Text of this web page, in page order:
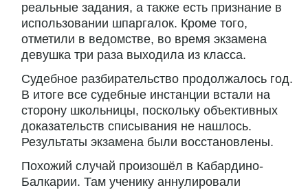
реальные задания, а также есть признание в
использовании шпаргалок. Кроме того,
отметили в ведомстве, во время экзамена
девушка три раза выходила из класса.
Судебное разбирательство продолжалось год.
В итоге все судебные инстанции встали на
сторону школьницы, поскольку объективных
доказательств списывания не нашлось.
Результаты экзамена были восстановлены.
Похожий случай произошёл в Кабардино-
Балкарии. Там ученику аннулировали